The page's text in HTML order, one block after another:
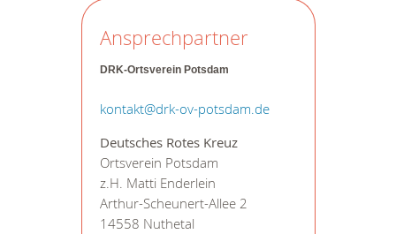
Ansprechpartner
DRK-Ortsverein Potsdam
kontakt@drk-ov-potsdam.de
Deutsches Rotes Kreuz
Ortsverein Potsdam
z.H. Matti Enderlein
Arthur-Scheunert-Allee 2
14558 Nuthetal